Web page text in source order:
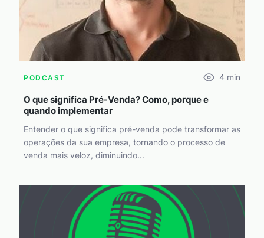
PODCAST 4 min
O que significa Pré-Venda? Como, porque e
quando implementar
Entender o que significa pré-venda pode transformar as
operações da sua empresa, tornando o processo de
venda mais veloz, diminuindo...